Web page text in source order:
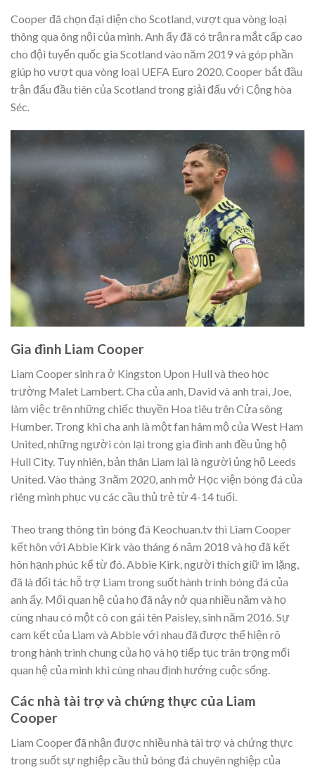
Cooper đã chọn đại diện cho Scotland, vượt qua vòng loại
thông qua ông nội của mình. Anh ấy đã có trận ra mắt cấp cao
cho đội tuyển quốc gia Scotland vào năm 2019 và góp phần
giúp họ vượt qua vòng loại UEFA Euro 2020. Cooper bắt đầu
trận đấu đầu tiên của Scotland trong giải đấu với Cộng hòa
Séc.
Gia đình Liam Cooper
Liam Cooper sinh ra ở Kingston Upon Hull và theo học
trường Malet Lambert. Cha của anh, David và anh trai, Joe,
làm việc trên những chiếc thuyền Hoa tiêu trên Cửa sông
Humber. Trong khi cha anh là một fan hâm mộ của West Ham
United, những người còn lại trong gia đình anh đều ủng hộ
Hull City. Tuy nhiên, bản thân Liam lại là người ủng hộ Leeds
United. Vào tháng 3 năm 2020, anh mở Học viện bóng đá của
riêng mình phục vụ các cầu thủ trẻ từ 4-14 tuổi.
Theo trang thông tin bóng đá Keochuan.tv thì Liam Cooper
kết hôn với Abbie Kirk vào tháng 6 năm 2018 và họ đã kết
hôn hạnh phúc kể từ đó. Abbie Kirk, người thích giữ im lặng,
đã là đối tác hỗ trợ Liam trong suốt hành trình bóng đá của
anh ấy. Mối quan hệ của họ đã nảy nở qua nhiều năm và họ
cùng nhau có một cô con gái tên Paisley, sinh năm 2016. Sự
cam kết của Liam và Abbie với nhau đã được thể hiện rõ
trong hành trình chung của họ và họ tiếp tục trân trọng mối
quan hệ của mình khi cùng nhau định hướng cuộc sống.
Các nhà tài trợ và chứng thực của Liam
Cooper
Liam Cooper đã nhận được nhiều nhà tài trợ và chứng thực
trong suốt sự nghiệp cầu thủ bóng đá chuyên nghiệp của